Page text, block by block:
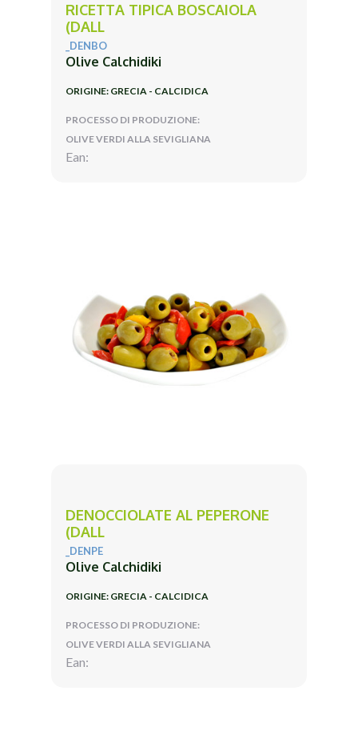
RICETTA TIPICA BOSCAIOLA
(DALL
_DENBO
Olive Calchidiki
ORIGINE: GRECIA - CALCIDICA
PROCESSO DI PRODUZIONE:
OLIVE VERDI ALLA SEVIGLIANA
Ean:
DENOCCIOLATE AL PEPERONE
(DALL
_DENPE
Olive Calchidiki
ORIGINE: GRECIA - CALCIDICA
PROCESSO DI PRODUZIONE:
OLIVE VERDI ALLA SEVIGLIANA
Ean: